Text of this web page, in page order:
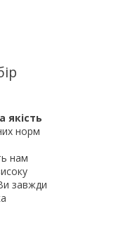
якість
норм
нам
завжди